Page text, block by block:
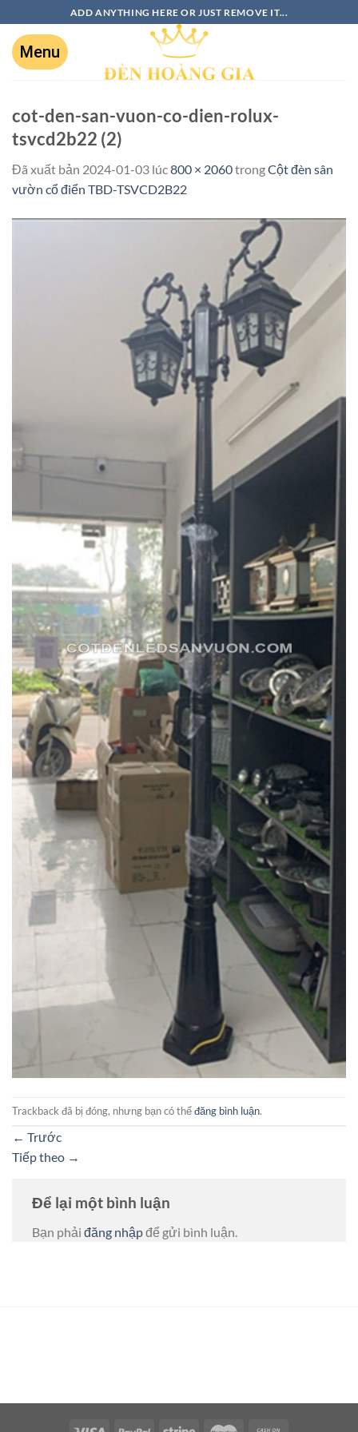
ADD ANYTHING HERE OR JUST REMOVE IT...
cot-den-san-vuon-co-dien-rolux-
tsvcd2b22 (2)
Đã xuất bản 2024-01-03 lúc800 × 2060trongCột đèn sân
vườn cổ điển TBD-TSVCD2B22
Trackback đã bị đóng, nhưng bạn có thểđăng bình luận.
← Trước
Tiếp theo →
Để lại một bình luận
Bạn phải đăng nhậpđể gửi bình luận.